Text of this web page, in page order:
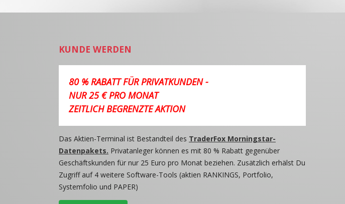
KUNDE WERDEN
80 % RABATT FÜR PRIVATKUNDEN -
NUR 25 € PRO MONAT
ZEITLICH BEGRENZTE AKTION
Das Aktien-Terminal ist Bestandteil des TraderFox Morningstar-
Datenpakets. Privatanleger können es mit 80 % Rabatt gegenüber
Geschäftskunden für nur 25 Euro pro Monat beziehen. Zusätzlich erhälst Du
Zugriff auf 4 weitere Software-Tools (aktien RANKINGS, Portfolio,
Systemfolio und PAPER)